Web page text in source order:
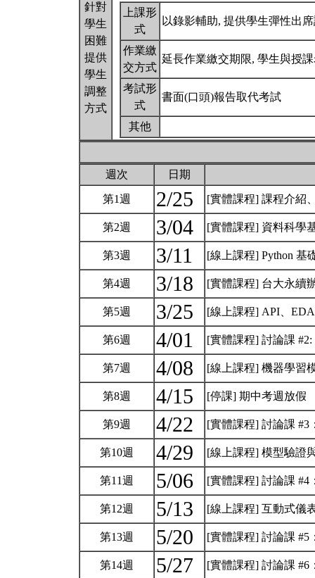
針對
學生
困難
提供
學生
調整
方式
上課形
式
以錄影輔助, 提供學生彈性出
作業繳
交方式
延長作業繳交期限, 學生與授
考試形
式
書面(口頭)報告取代考試
其他
週次 日期
第1週 2/25 [實體課程] 課程介紹
第2週 3/04 [實體課程] 資料科學
第3週 3/11 [線上課程] Python
第4週 3/18 [實體課程] 台大永續
第5週 3/25 [線上課程] API、
第6週 4/01 [實體課程] 討論課
第7週 4/08 [線上課程] 機器學習
第8週 4/15 [停課] 期中考週放假
第9週 4/22 [實體課程] 討論課
第10週 4/29 [線上課程] 模型驗證
第11週 5/06 [實體課程] 討論課
第12週 5/13 [線上課程] 互動式儀
第13週 5/20 [實體課程] 討論課
第14週 5/27 [實體課程] 討論課 #6